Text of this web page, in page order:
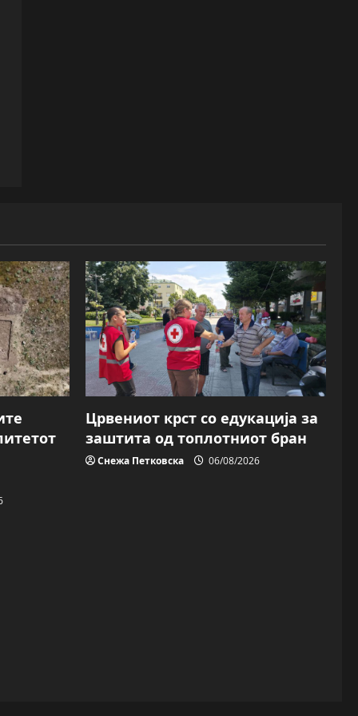
Црвениот крст со едукација за
заштита од топлотниот бран
Снежа Петковска 06/08/2026